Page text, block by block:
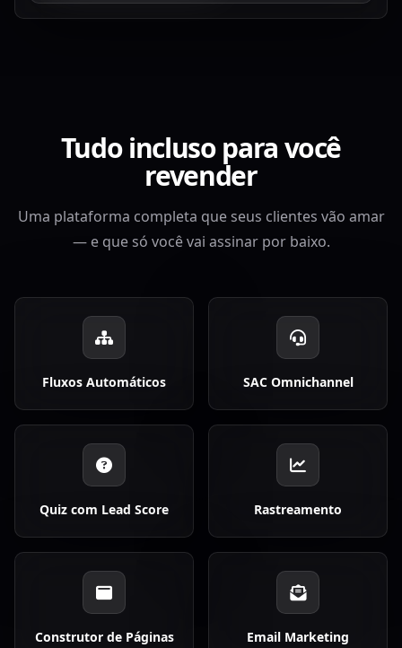
Tudo incluso para você
revender
Uma plataforma completa que seus clientes vão amar
— e que só você vai assinar por baixo.
Fluxos Automáticos SAC Omnichannel
Quiz com Lead Score Rastreamento
Construtor de Páginas Email Marketing